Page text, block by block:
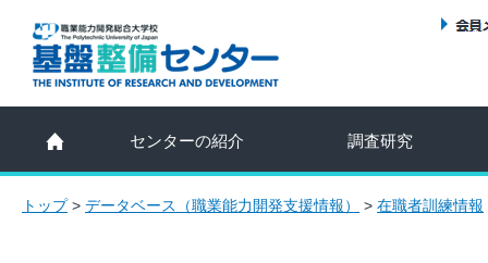
センターの紹介 調査研究
トップ> データベース（職業能力開発支援情報） > 在職者訓練情報